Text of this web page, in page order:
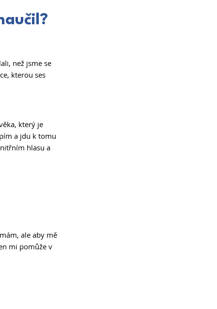
než jsme se
kterou ses
který je
a jdu k tomu
hlasu a
ale aby mě
mi pomůže v